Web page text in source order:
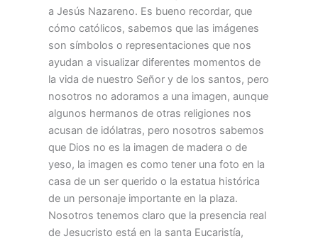
a Jesús Nazareno. Es bueno recordar, que
cómo católicos, sabemos que las imágenes
son símbolos o representaciones que nos
ayudan a visualizar diferentes momentos de
la vida de nuestro Señor y de los santos, pero
nosotros no adoramos a una imagen, aunque
algunos hermanos de otras religiones nos
acusan de idólatras, pero nosotros sabemos
que Dios no es la imagen de madera o de
yeso, la imagen es como tener una foto en la
casa de un ser querido o la estatua histórica
de un personaje importante en la plaza.
Nosotros tenemos claro que la presencia real
de Jesucristo está en la santa Eucaristía,